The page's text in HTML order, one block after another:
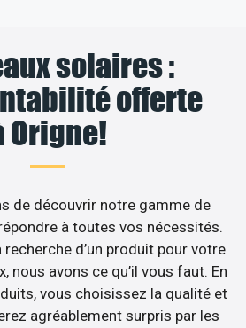
solaires :
offerte
Origne!
de découvrir notre gamme de
à toutes vos nécessités.
recherche d’un produit pour votre
nous avons ce qu’il vous faut. En
vous choisissez la qualité et
agréablement surpris par les